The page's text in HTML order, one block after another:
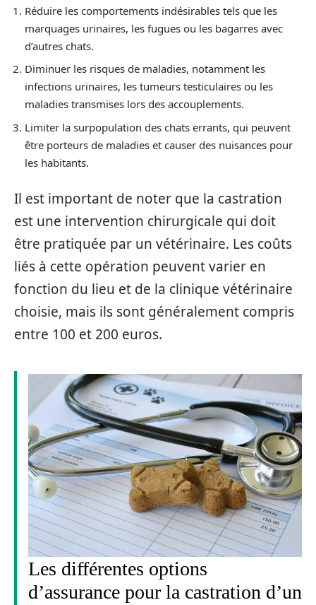
Réduire les comportements indésirables tels que les
marquages urinaires, les fugues ou les bagarres avec
d’autres chats.
Diminuer les risques de maladies, notamment les
infections urinaires, les tumeurs testiculaires ou les
maladies transmises lors des accouplements.
Limiter la surpopulation des chats errants, qui peuvent
être porteurs de maladies et causer des nuisances pour
les habitants.
Il est important de noter que la castration
est une intervention chirurgicale qui doit
être pratiquée par un vétérinaire. Les coûts
liés à cette opération peuvent varier en
fonction du lieu et de la clinique vétérinaire
choisie, mais ils sont généralement compris
entre 100 et 200 euros.
Les différentes options
d’assurance pour la castration d’un